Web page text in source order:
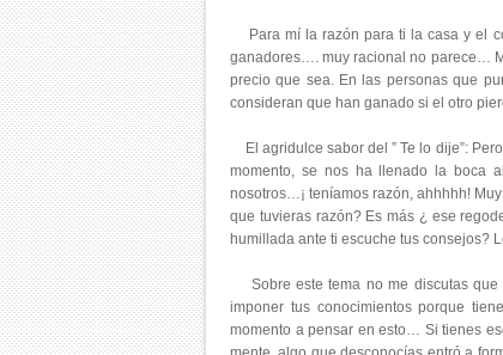
Para mí la razón para ti la casa y el
ganadores…. muy racional no parece…
precio que sea. En las personas que
consideran que han ganado si el otro
El agridulce sabor del ” Te lo dije”:
momento, se nos ha llenado la boca
nosotros…¡ teníamos razón, ahhhhh!
que tuvieras razón? Es más ¿ ese
humillada ante ti escuche tus consejos?
Sobre este tema no me discutas
imponer tus conocimientos porque
momento a pensar en esto… Si tienes